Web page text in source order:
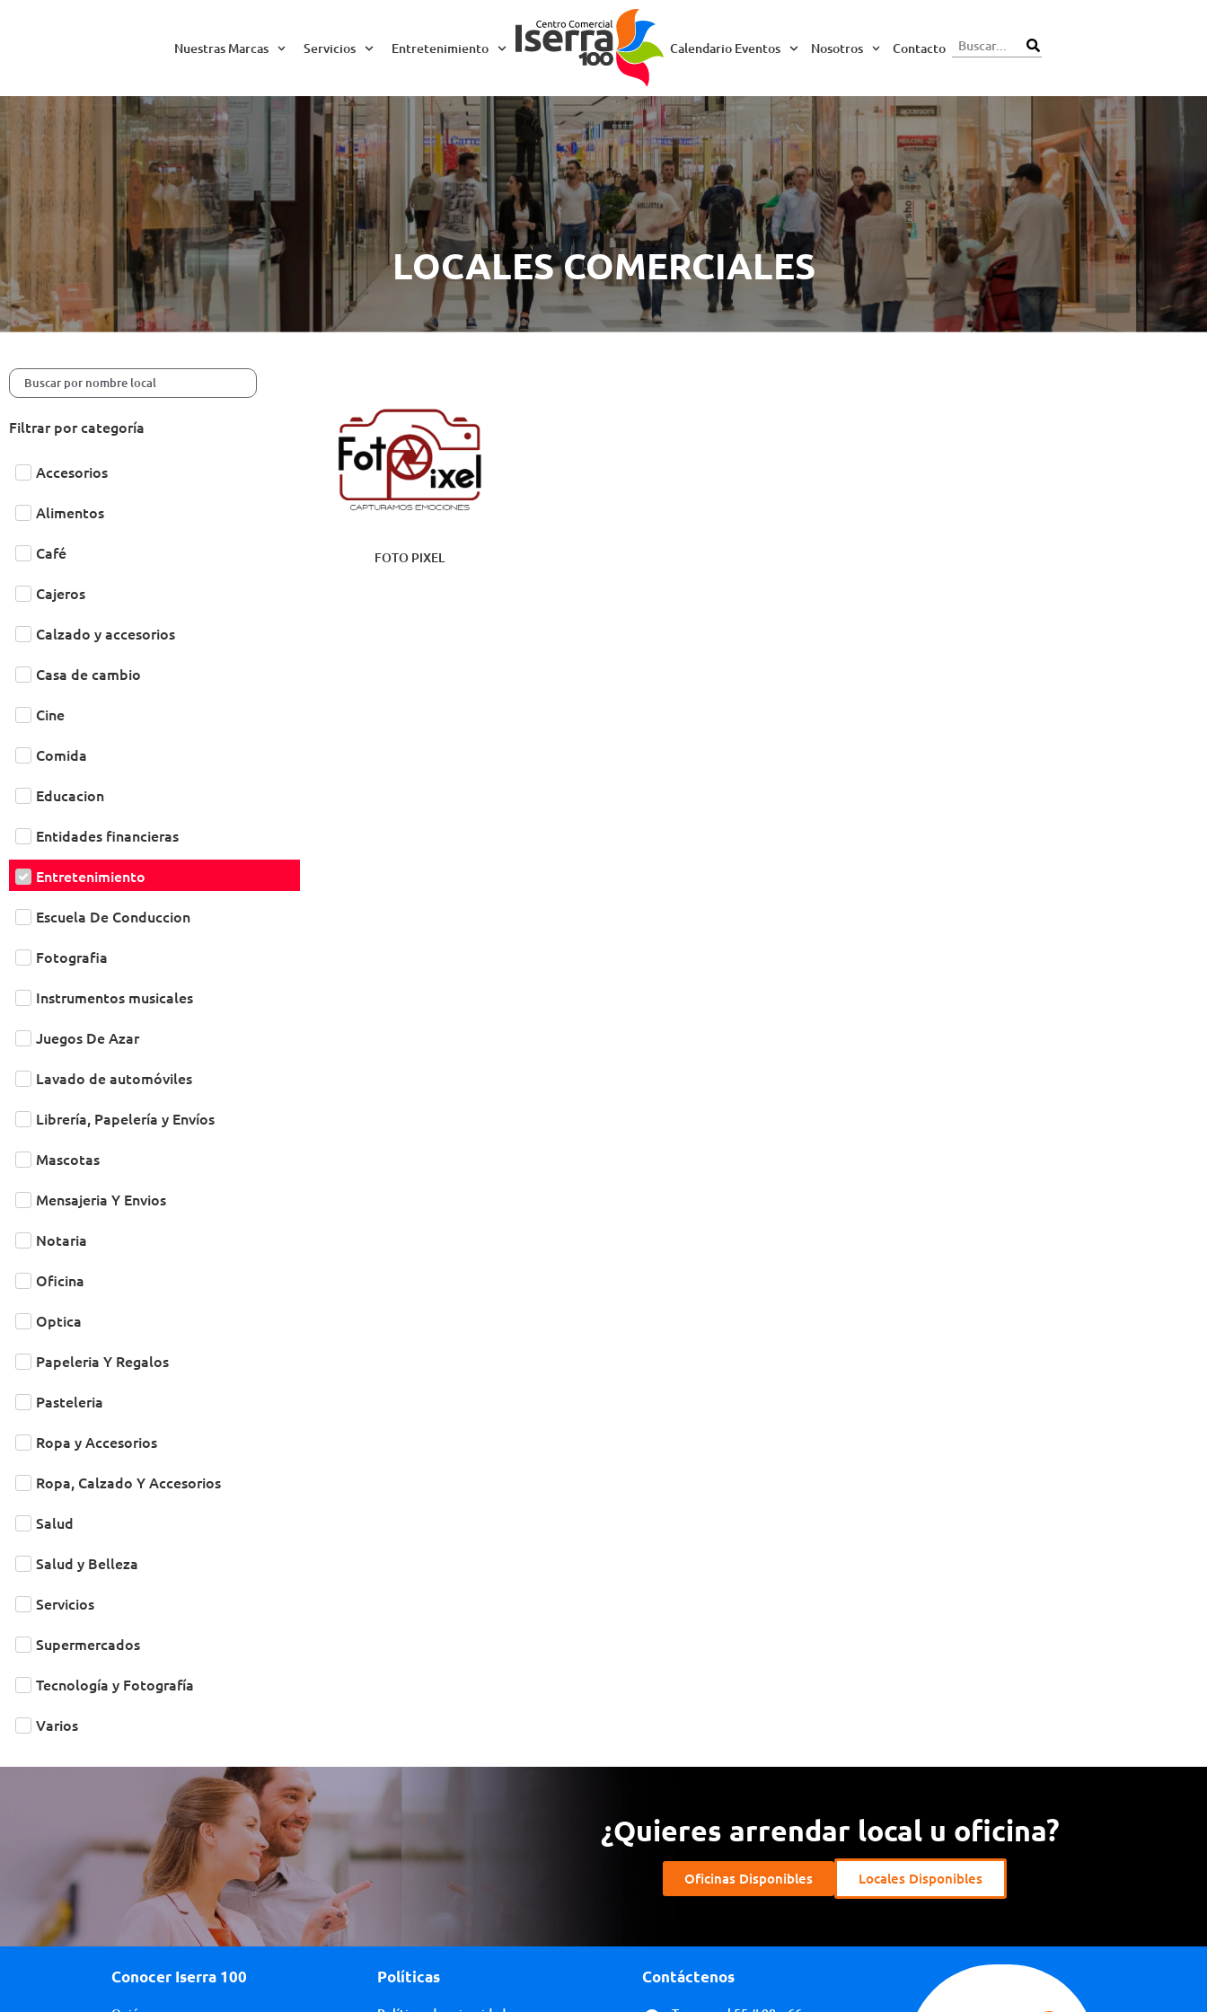
Nuestras Marcas Servicios Entretenimiento Calendario Eventos Nosotros Contacto
LOCALES COMERCIALES
Filtrar por categoría
Accesorios
Alimentos
Café
Cajeros
Calzado y accesorios
Casa de cambio
Cine
Comida
Educacion
Entidades financieras
Entretenimiento
Escuela De Conduccion
Fotografia
Instrumentos musicales
Juegos De Azar
Lavado de automóviles
Librería, Papelería y Envíos
Mascotas
Mensajeria Y Envios
Notaria
Oficina
Optica
Papeleria Y Regalos
Pasteleria
Ropa y Accesorios
Ropa, Calzado Y Accesorios
Salud
Salud y Belleza
Servicios
Supermercados
Tecnología y Fotografía
Varios
FOTO PIXEL
¿Quieres arrendar local u oficina?
Oficinas Disponibles Locales Disponibles
Conocer Iserra 100 Políticas Contáctenos